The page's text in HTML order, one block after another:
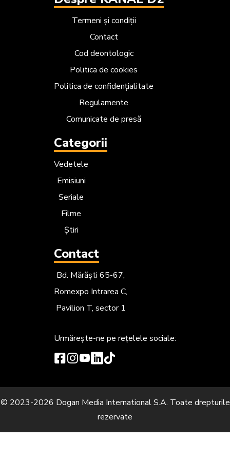
Termeni și condiții
Contact
Cod deontologic
Politica de cookies
Politica de confidențialitate
Regulamente
Comunicate de presă
Categorii
Vedetele
Emisiuni
Seriale
Filme
Știri
Contact
Bd. Mărăști 65-67,
Romexpo Intrarea C,
Pavilion T, sector 1
Urmărește-ne pe rețelele sociale:
© 2023-2026 Dogan Media International S.A. Toate drepturile
rezervate